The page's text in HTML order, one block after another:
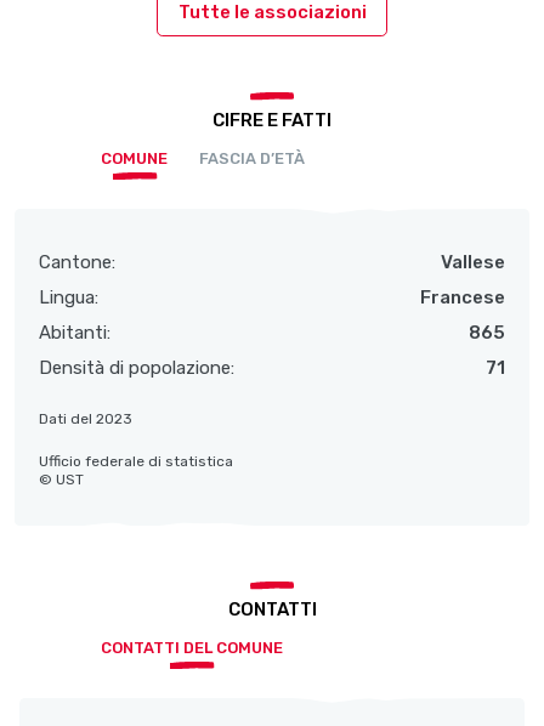
Tutte le associazioni
CIFRE E FATTI
COMUNE FASCIA D’ETÀ
Cantone:
Vallese
Lingua:
Francese
Abitanti:
865
Densità di popolazione:
71
Dati del 2023
Ufficio federale di statistica
© UST
CONTATTI
CONTATTI DEL COMUNE